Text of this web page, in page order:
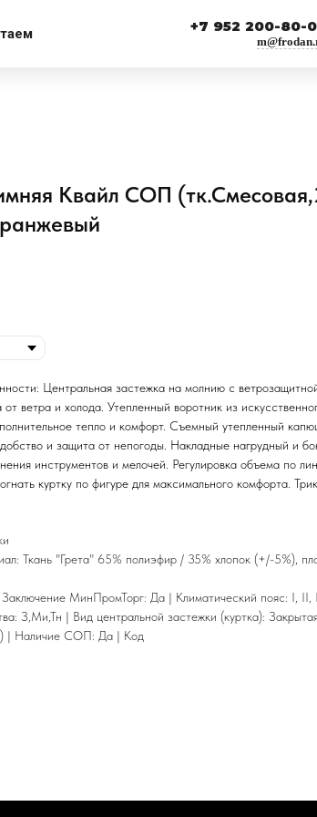
+7 952 200-80-
Квайл СОП
Центральная застежка на молнию с
ветра и холода. Утепленный воротник из
тепло и комфорт. Съемный утепленный
и защита от непогоды. Накладные нагрудный и
инструментов и мелочей. Регулировка объема по
куртку по фигуре для максимального комфорта.
Ткань "Грета" 65% полиэфир / 35% хлопок (+/-5%),
Заключение МинПромТорг: Да | Климатический пояс: I,
З,Ми,Тн | Вид центральной застежки (куртка):
| Наличие СОП: Да | Код